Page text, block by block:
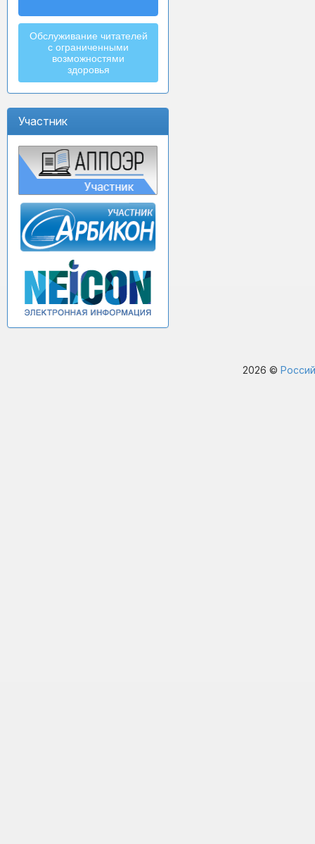
Обслуживание читателей
с ограниченными
возможностями
здоровья
Участник
2026 ©